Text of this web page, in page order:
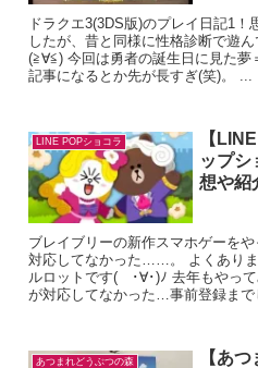
ドラクエ3(3DS版)のプレイ日記1！
したが、昔と同様に性格診断で遊
(≧∀≦) 今回は勇者の誕生日に見た夢
記事になるとか先が長すぎ(笑)。 ...
LINE POPショコラ
【
ップシ
想や紹
ブレイブリーの新作スマホゲーを
対応してなかった……。 よくあり
ルロットです( ･∀･)ﾉ 去年もやっ
が対応してなかった…事前登録まで
あつまれどうぶつの森
【あ